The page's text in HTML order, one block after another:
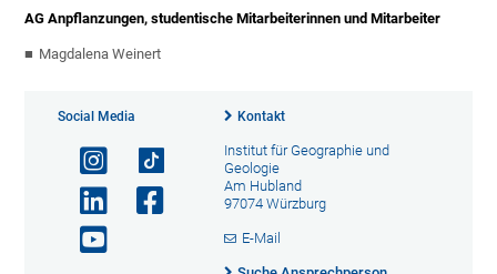
AG Anpflanzungen, studentische Mitarbeiterinnen und Mitarbeiter
Magdalena Weinert
Social Media Kontakt
Institut für Geographie und
Geologie
Am Hubland
97074 Würzburg
E-Mail